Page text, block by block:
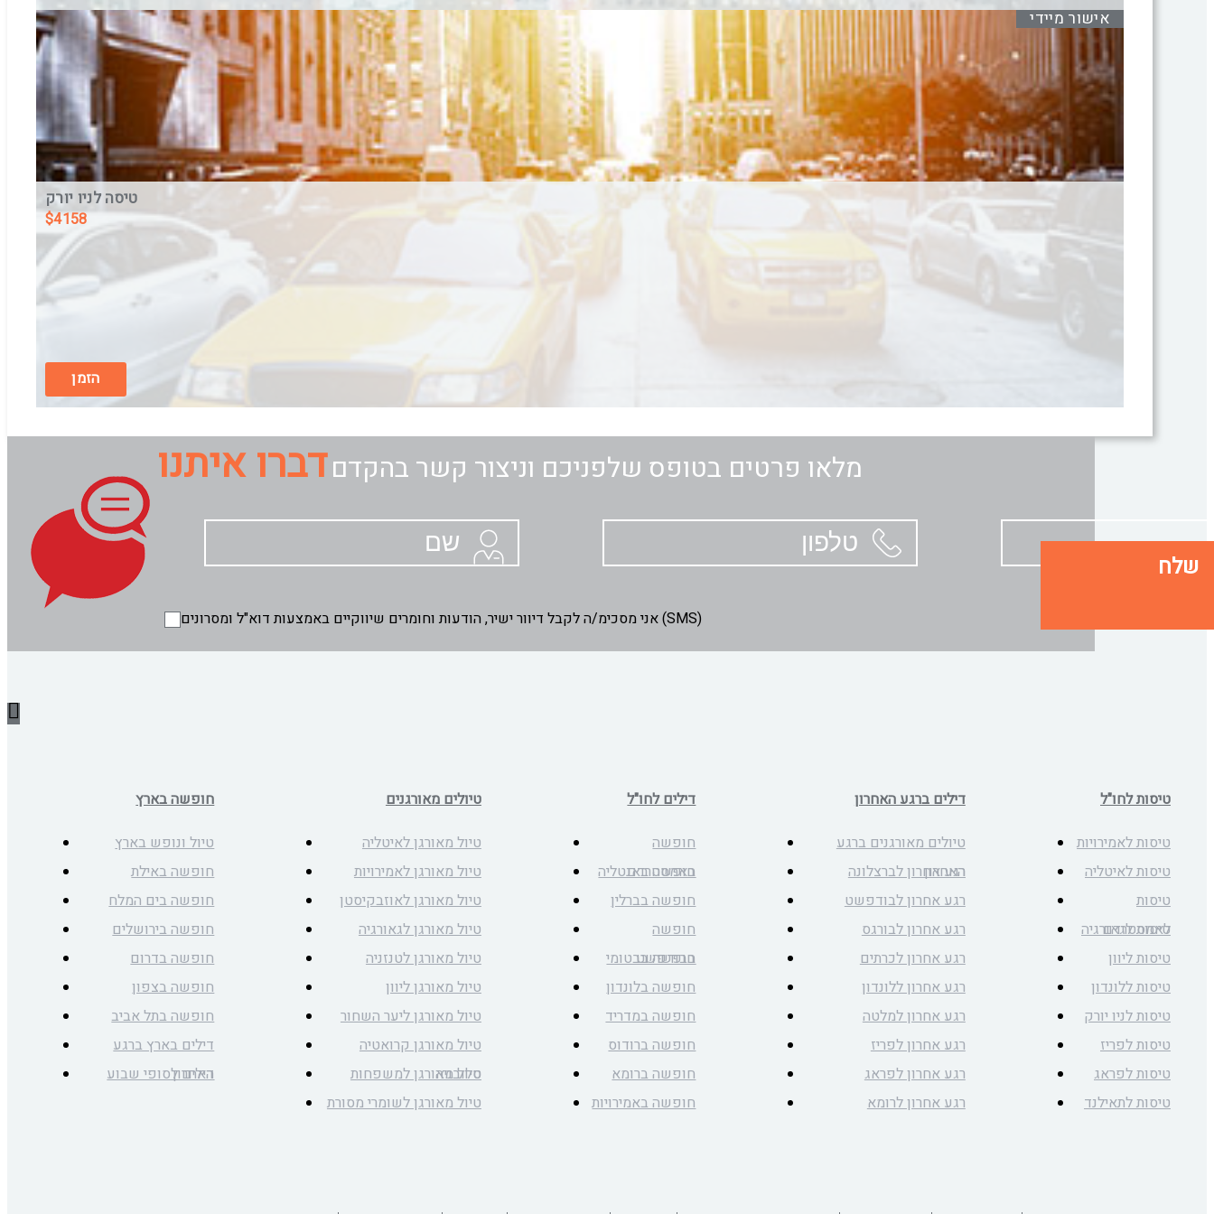
טיסה לניו יורק
$4158
הזמן
20/8/26
טיסת שכר
ARKIA AIRLINES
אישור מיידי
דברו איתנומלאו פרטים בטופס שלפניכם וניצור קשר בהקדם
אני מסכימ/ה לקבל דיוור ישיר, הודעות וחומרים שיווקיים באמצעות דוא"ל ומסרונים (SMS)
שלח
חופשה בארץ
טיול ונופש בארץ
חופשה באילת
חופשה בים המלח
חופשה בירושלים
חופשה בדרום
חופשה בצפון
חופשה בתל אביב
דילים בארץ ברגע
האחרון
דילים לסופי שבוע
טיולים מאורגנים
טיול מאורגן לאיטליה
טיול מאורגן לאמירויות
טיול מאורגן לאוזבקיסטן
טיול מאורגן לגאורגיה
טיול מאורגן לטנזניה
טיול מאורגן ליוון
טיול מאורגן ליער השחור
טיול מאורגן קרואטיה
סלובניה
טיול מאורגן למשפחות
טיול מאורגן לשומרי מסורת
דילים לחו"ל
חופשה
באמסטרדם
חופשה באנטליה
חופשה בברלין
חופשה
בבודפשט
חופשה בבטומי
חופשה בלונדון
חופשה במדריד
חופשה ברודוס
חופשה ברומא
חופשה באמירויות
דילים ברגע האחרון
טיולים מאורגנים ברגע
האחרון
רגע אחרון לברצלונה
רגע אחרון לבודפשט
רגע אחרון לבורגס
רגע אחרון לכרתים
רגע אחרון ללונדון
רגע אחרון למלטה
רגע אחרון לפריז
רגע אחרון לפראג
רגע אחרון לרומא
טיסות לחו"ל
טיסות לאמירויות
טיסות לאיטליה
טיסות
לאמסטרדם
טיסות לגאורגיה
טיסות ליוון
טיסות ללונדון
טיסות לניו יורק
טיסות לפריז
טיסות לפראג
טיסות לתאילנד